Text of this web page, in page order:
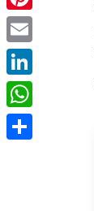
Pinterest
Email
LinkedIn
WhatsApp